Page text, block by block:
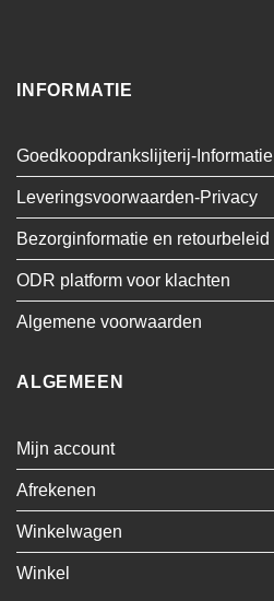
INFORMATIE
Goedkoopdrankslijterij-Informatie
Leveringsvoorwaarden-Privacy
Bezorginformatie en retourbeleid
ODR platform voor klachten
Algemene voorwaarden
ALGEMEEN
Mijn account
Afrekenen
Winkelwagen
Winkel